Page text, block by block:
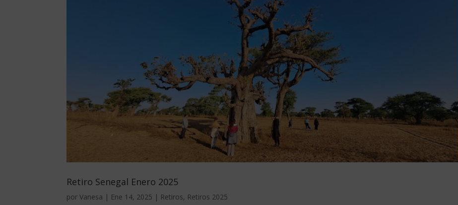
Retiro Senegal Enero 2025
porVanesa | Ene 14, 2025 | Retiros, Retiros 2025